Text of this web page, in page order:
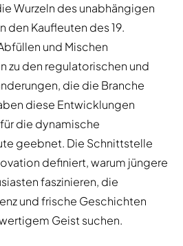
Wurzeln des unabhängigen
den Kaufleuten des 19.
und Mischen
zu den regulatorischen und
die die Branche
diese Entwicklungen
die dynamische
geebnet. Die Schnittstelle
definiert, warum jüngere
faszinieren, die
und frische Geschichten
Geist suchen.